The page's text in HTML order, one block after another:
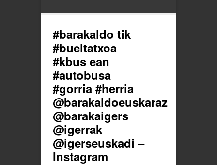
#barakaldo tik
#bueltatxoa
#kbus ean
#autobusa
#gorria #herria
@barakaldoeuskaraz
@barakaigers
@igerrak
@igerseuskadi –
Instagram